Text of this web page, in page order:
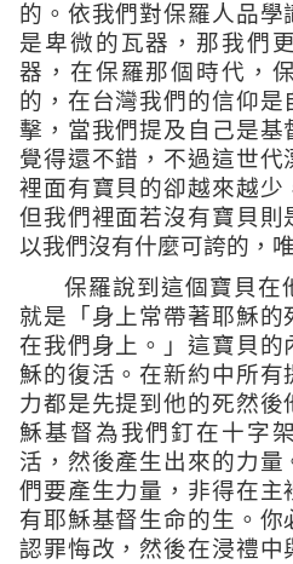
的。依我們對保羅人品學
是卑微的瓦器，那我們
器，在保羅那個時代，
的，在台灣我們的信仰是
擊，當我們提及自己是基
覺得還不錯，不過這世代
裡面有寶貝的卻越來越少
但我們裡面若沒有寶貝則
以我們沒有什麼可誇的，
保羅說到這個寶貝在
就是「 身上常帶著耶穌的
在我們身上。 」這寶貝
穌的復活。在新約中所有
力都是先提到他的死然後
穌基督為我們釘在十字
活，然後產生出來的力量
們要產生力量，非得在主
有耶穌基督生命的生。你
認罪悔改，然後在浸禮中